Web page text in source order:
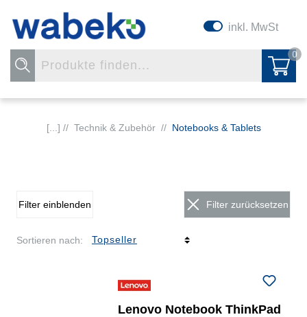
inkl. MwSt
0
[...] // Technik & Zubehör // Notebooks & Tablets
Filter einblenden Filter zurücksetzen
Sortieren nach:
Lenovo Notebook ThinkPad